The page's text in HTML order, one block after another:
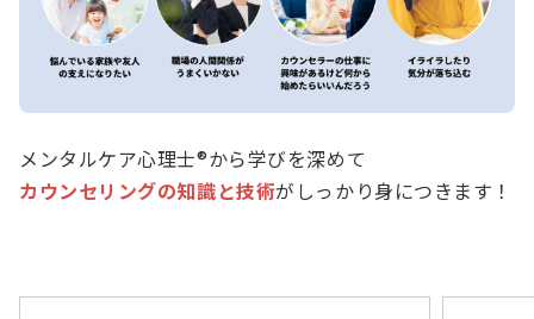
メンタルケア心理士®から学びを深めて
カウンセリングの知識と技術がしっかり身につきます！